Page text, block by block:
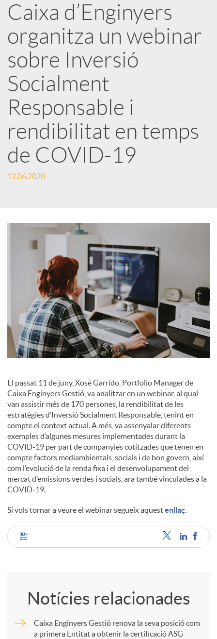
r
x
e
s
S
o
s
Caixa d’Enginyers
organitza un webinar
sobre Inversió
Socialment
Responsable i
rendibilitat en temps
de COVID-19
12.06.2020
El passat 11 de juny, Xosé Garrido, Portfolio Manager de
Caixa Enginyers Gestió, va analitzar en un webinar, al qual
van assistir més de 170 persones, la rendibilitat de les
estratègies d’Inversió Socialment Responsable, tenint en
compte el context actual. A més, va assenyalar diferents
exemples d’algunes mesures implementades durant la
COVID-19 per part de companyies cotitzades que tenen en
compte factors mediambientals, socials i de bon govern, així
com l’evolució de la renda fixa i el desenvolupament del
mercat d’emissions verdes i socials, ara també vinculades a la
COVID-19.
Si vols tornar a veure el webinar segueix aquestenllaç.
C
m
Notícies relacionades
Caixa Enginyers Gestió renova la seva posició com
a primera Entitat a obtenir la certificació ASG